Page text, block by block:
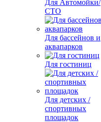
Для Автомойки/
СТО
Для бассейнов и
аквапарков
Для гостиниц
Для детских /
спортивных
площадок